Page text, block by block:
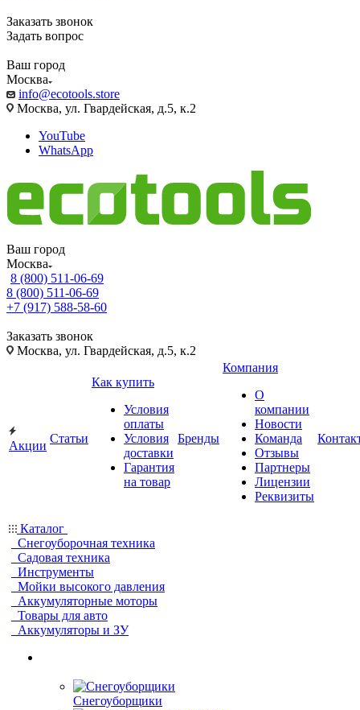
Заказать звонок
Задать вопрос
Ваш город
Москва
info@ecotools.store
Москва, ул. Гвардейская, д.5, к.2
YouTube
WhatsApp
Ваш город
Москва
8 (800) 511-06-69
8 (800) 511-06-69
+7 (917) 588-58-60
Заказать звонок
Москва, ул. Гвардейская, д.5, к.2
Акции
Статьи
Как купить
Условия
оплаты
Условия
доставки
Гарантия
на товар
Бренды
Компания
О
компании
Новости
Команда
Отзывы
Партнеры
Лицензии
Реквизиты
Каталог
Снегоуборочная техника
Садовая техника
Инструменты
Мойки высокого давления
Аккумуляторные моторы
Товары для авто
Аккумуляторы и ЗУ
Снегоуборщики